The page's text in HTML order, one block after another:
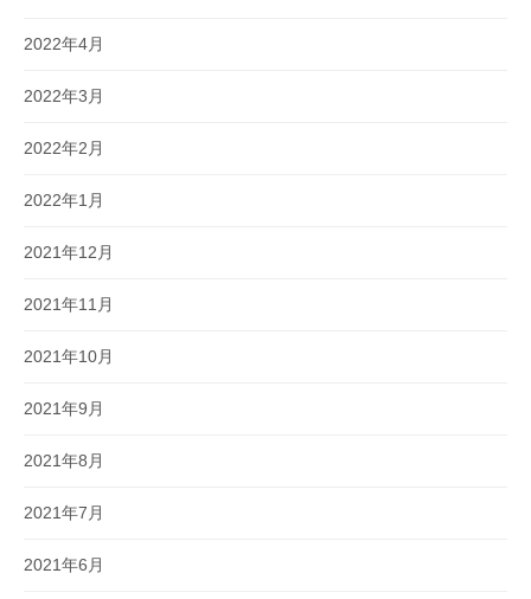
2022年4月
2022年3月
2022年2月
2022年1月
2021年12月
2021年11月
2021年10月
2021年9月
2021年8月
2021年7月
2021年6月